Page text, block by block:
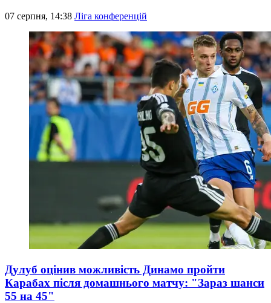
07 серпня, 14:38 Ліга конференцій
Дулуб оцінив можливість Динамо пройти
Карабах після домашнього матчу: "Зараз шанси
55 на 45"